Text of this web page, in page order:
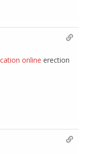
online erection